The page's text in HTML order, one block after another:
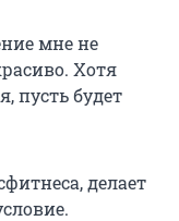
мне не
Хотя
пусть будет
делает